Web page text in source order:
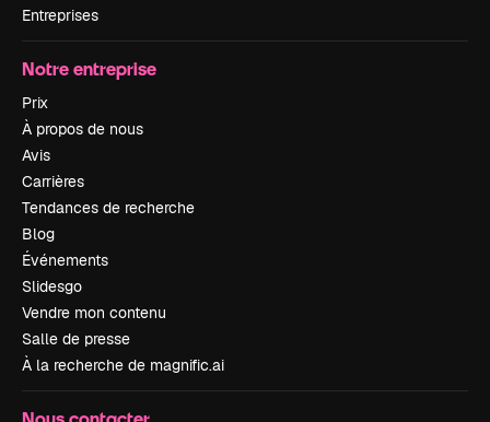
Entreprises
Notre entreprise
Prix
À propos de nous
Avis
Carrières
Tendances de recherche
Blog
Événements
Slidesgo
Vendre mon contenu
Salle de presse
À la recherche de magnific.ai